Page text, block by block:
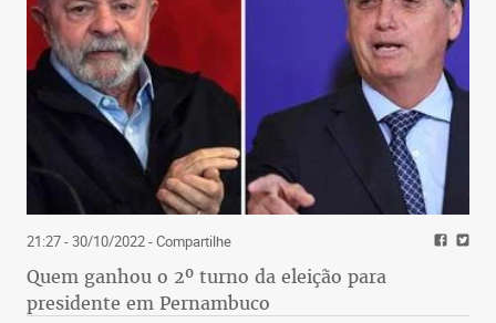
21:27 - 30/10/2022- Compartilhe
Quem ganhou o 2º turno da eleição para
presidente em Pernambuco